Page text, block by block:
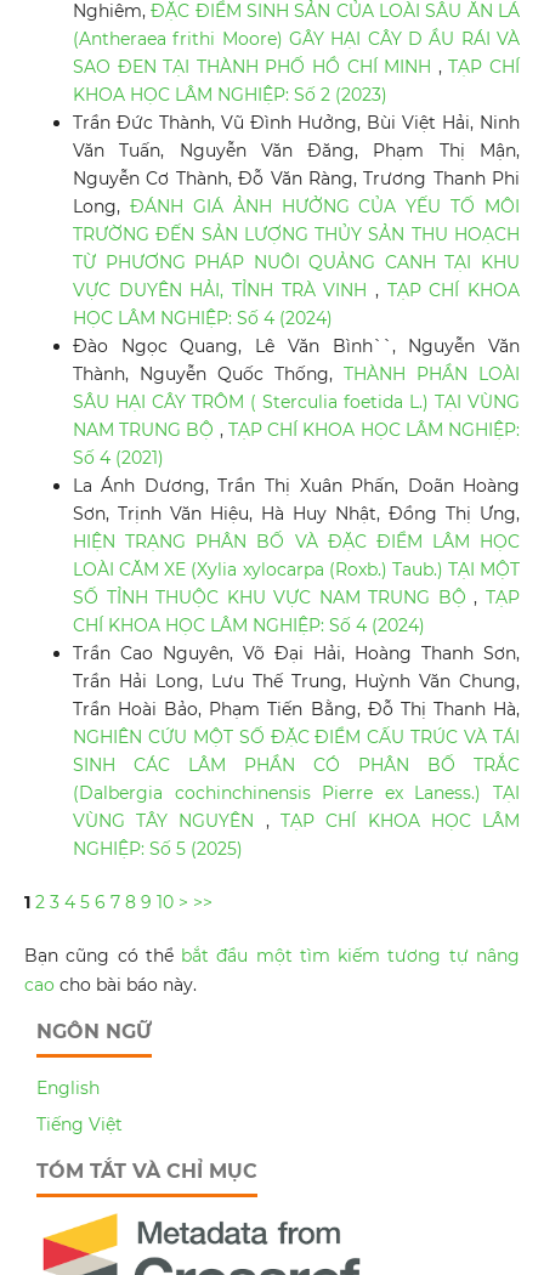
Nghiêm,ĐẶC ĐIỂM SINH SẢN CỦA LOÀI SÂU ĂN LÁ
(Antheraea frithi Moore) GÂY HẠI CÂY D ẦU RÁI VÀ
SAO ĐEN TẠI THÀNH PHỐ HỒ CHÍ MINH ,TẠP CHÍ
KHOA HỌC LÂM NGHIỆP: Số 2 (2023)
Trần Đức Thành, Vũ Đình Hưởng, Bùi Việt Hải, Ninh
Văn Tuấn, Nguyễn Văn Đăng, Phạm Thị Mận,
Nguyễn Cơ Thành, Đỗ Văn Ràng, Trương Thanh Phi
Long, ĐÁNH GIÁ ẢNH HƯỞNG CỦA YẾU TỐ MÔI
TRƯỜNG ĐẾN SẢN LƯỢNG THỦY SẢN THU HOẠCH
TỪ PHƯƠNG PHÁP NUÔI QUẢNG CANH TẠI KHU
VỰC DUYÊN HẢI, TỈNH TRÀ VINH, TẠP CHÍ KHOA
HỌC LÂM NGHIỆP: Số 4 (2024)
Đào Ngọc Quang, Lê Văn Bình``, Nguyễn Văn
Thành, Nguyễn Quốc Thống,THÀNH PHẦN LOÀI
SÂU HẠI CÂY TRÔM ( Sterculia foetida L.) TẠI VÙNG
NAM TRUNG BỘ , TẠP CHÍ KHOA HỌC LÂM NGHIỆP:
Số 4 (2021)
La Ánh Dương, Trần Thị Xuân Phấn, Doãn Hoàng
Sơn, Trịnh Văn Hiệu, Hà Huy Nhật, Đồng Thị Ưng,
HIỆN TRẠNG PHÂN BỐ VÀ ĐẶC ĐIỂM LÂM HỌC
LOÀI CĂM XE (Xylia xylocarpa (Roxb.) Taub.) TẠI MỘT
SỐ TỈNH THUỘC KHU VỰC NAM TRUNG BỘ,TẠP
CHÍ KHOA HỌC LÂM NGHIỆP: Số 4 (2024)
Trần Cao Nguyên, Võ Đại Hải, Hoàng Thanh Sơn,
Trần Hải Long, Lưu Thế Trung, Huỳnh Văn Chung,
Trần Hoài Bảo, Phạm Tiến Bằng, Đỗ Thị Thanh Hà,
NGHIÊN CỨU MỘT SỐ ĐẶC ĐIỂM CẤU TRÚC VÀ TÁI
SINH CÁC LÂM PHẦN CÓ PHÂN BỐ TRẮC
(Dalbergia cochinchinensis Pierre ex Laness.) TẠI
VÙNG TÂY NGUYÊN ,TẠP CHÍ KHOA HỌC LÂM
NGHIỆP: Số 5 (2025)
1 2 3 4 5 6 7 8 9 10 > >>
Bạn cũng có thể bắt đầu một tìm kiếm tương tự nâng
cao cho bài báo này.
NGÔN NGỮ
English
Tiếng Việt
TÓM TẮT VÀ CHỈ MỤC